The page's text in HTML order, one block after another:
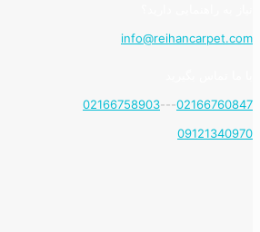
info@reihancarpet.com
02166760847
---
02166758903
09121340970